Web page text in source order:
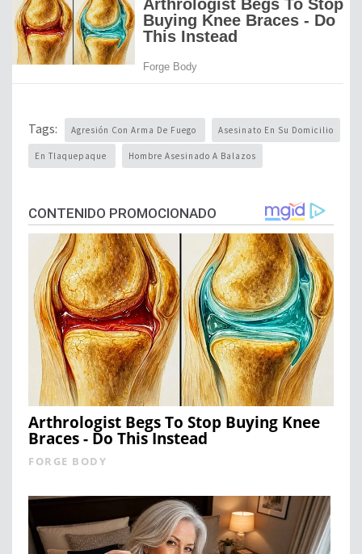
Tags: Agresión Con Arma De Fuego Asesinato En Su Domicilio
En Tlaquepaque Hombre Asesinado A Balazos
CONTENIDO PROMOCIONADO
Arthrologist Begs To Stop Buying Knee
Braces - Do This Instead
FORGE BODY